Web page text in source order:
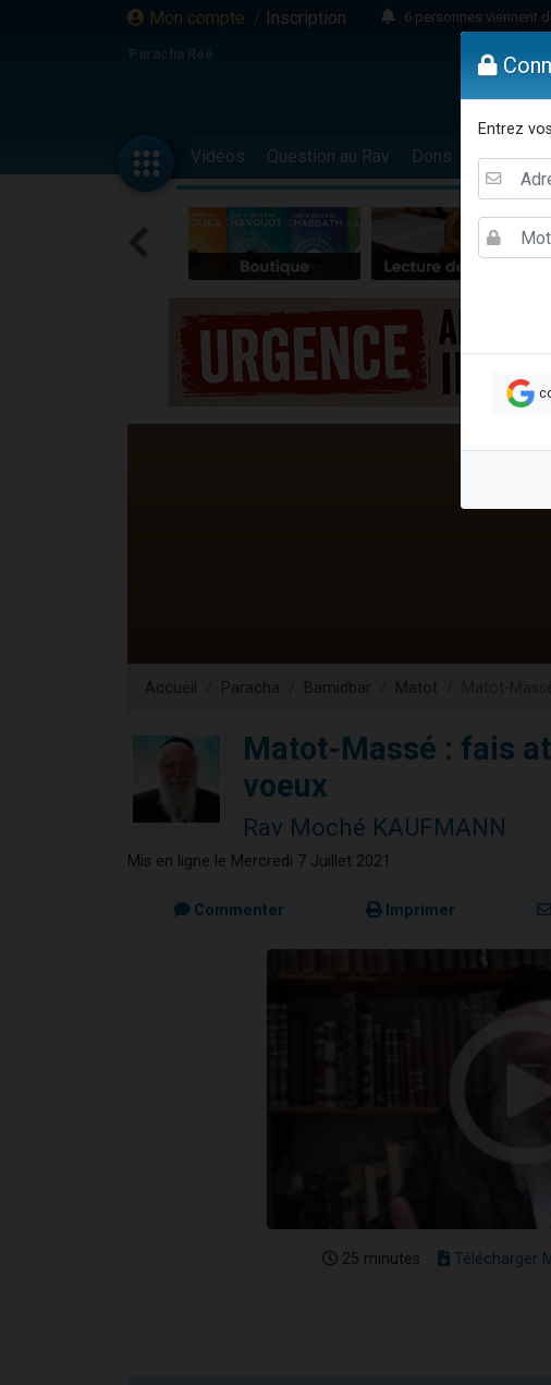
Mon compte / Inscription
6 personnes viennent
4 personnes
4 personnes viennent
Il reste 49 places
23 personnes
Eva vient de donner
4 personnes viennent
3 personnes viennent
3 personnes
Odaya vient de donner
13 personnes
30 personnes
Il reste 49 places
12 nouvelles
3 personnes viennent
Paracha Réé
Vidéos Question au Rav Dons Femmes
Accueil Paracha Bamidbar Matot
Matot-Massé : fais
voeux
Rav Moché KAUFMANN
Mis en ligne le Mercredi 7 Juillet 2021
Commenter Imprimer
25 minutes Télécharger
Entrez